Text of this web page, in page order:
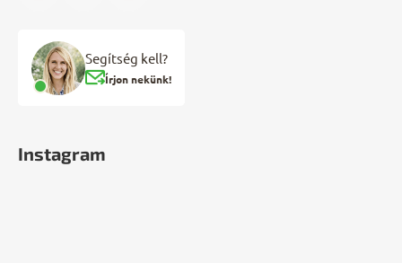
Segítség kell?
Írjon nekünk!
Instagram